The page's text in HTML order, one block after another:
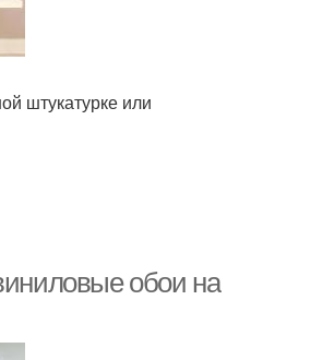
штукатурке или
обои на